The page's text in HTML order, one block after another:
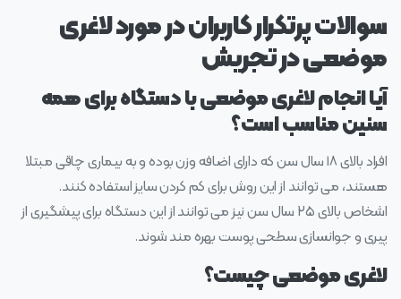
سوالات پرتکرار کاربران در مورد لاغری
موضعی در تجریش
آیا انجام لاغری موضعی با دستگاه برای همه
سنین مناسب است؟
افراد بالای ۱۸ سال سن که دارای اضافه وزن بوده و به بیماری چاقی مبتلا
هستند، می‌ توانند از این روش برای کم کردن سایز استفاده کنند.
اشخاص بالای ۲۵ سال سن نیز می‌ توانند از این دستگاه برای پیشگیری از
پیری و جوانسازی سطحی پوست بهره مند شوند.
لاغری موضعی چیست؟